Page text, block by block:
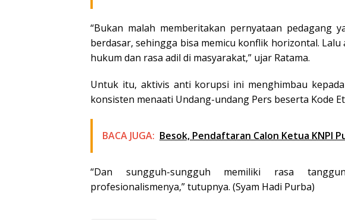
“Bukan malah memberitakan pernyataan pedagang
berdasar, sehingga bisa memicu konflik horizontal.
hukum dan rasa adil di masyarakat,” ujar Ratama.
Untuk itu, aktivis anti korupsi ini menghimbau
konsisten menaati Undang-undang Pers beserta Kode
BACA JUGA: Besok, Pendaftaran Calon Ketua KNPI
“Dan sungguh-sungguh memiliki rasa
profesionalismenya,” tutupnya. (Syam Hadi Purba)